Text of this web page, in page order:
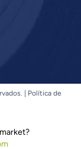
|
Política de